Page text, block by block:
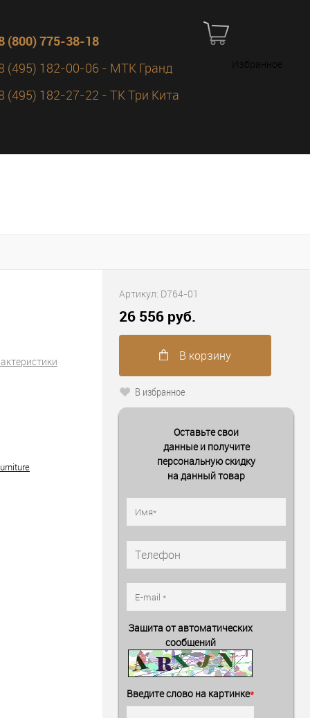
(800) 775-38-18
(495) 182-00-06 - МТК Гранд
(495) 182-27-22 - ТК Три Кита
Избранное
Артикул: D764-01
26 556 руб.
В корзину
В избранное
Оставьте свои
данные и получите
персональную скидку
на данный товар
Защита от автоматических
сообщений
Введите слово на картинке*